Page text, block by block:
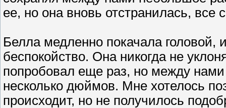
ее, но она вновь отстранилась, все
Белла медленно покачала головой,
беспокойство. Она никогда не
попробовал еще раз, но между
несколько дюймов. Мне хотелось
происходит, но не получилось